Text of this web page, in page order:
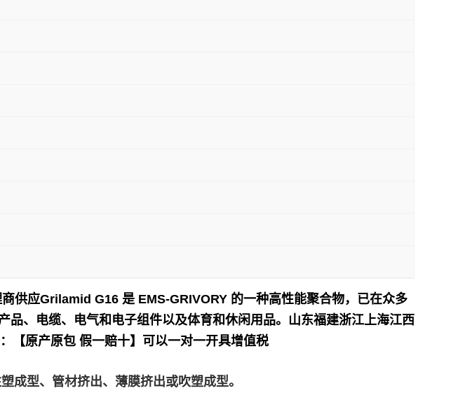
供应Grilamid G16 是 EMS-GRIVORY 的一种高性能聚合物，已在众多
品、电缆、电气和电子组件以及体育和休闲用品。 山东福建浙江上海江西
【原产原包 假一赔十】可以一对一开具增值税
型、管材挤出、薄膜挤出或吹塑成型。